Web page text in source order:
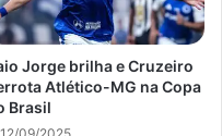
Jorge brilha e Cruzeiro
Atlético-MG na Copa
Brasil